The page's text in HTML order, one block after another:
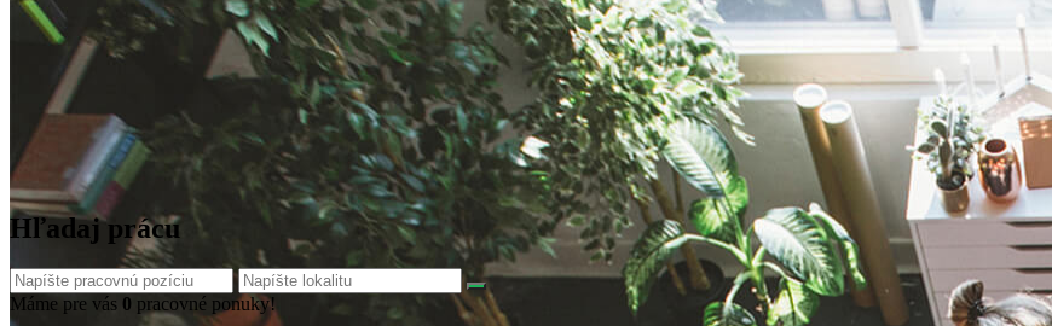
Hľadaj prácu
Máme pre vás 0 pracovné ponuky!